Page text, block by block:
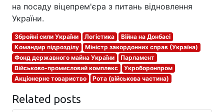
на посаду віцепрем'єра з питань відновлення
України.
Збройні сили України Логістика
Війна на Донбасі
Командир підрозділу
Міністр закордонних справ (Україна)
Фонд державного майна України
Парламент
Військово-промисловий комплекс
Укроборонпром
Акціонерне товариство
Рота (військова частина)
Related posts